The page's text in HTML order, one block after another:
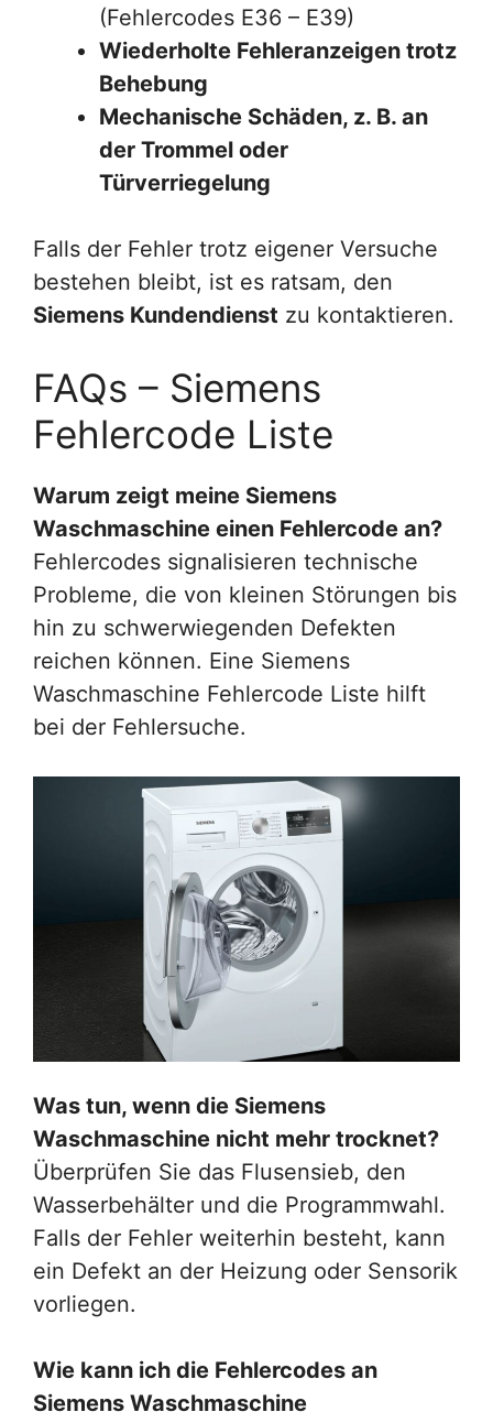
(Fehlercodes E36 – E39)
Wiederholte Fehleranzeigen trotz
Behebung
Mechanische Schäden, z. B. an
der Trommel oder
Türverriegelung
Falls der Fehler trotz eigener Versuche
bestehen bleibt, ist es ratsam, den
Siemens Kundendienst zu kontaktieren.
FAQs – Siemens
Fehlercode Liste
Warum zeigt meine Siemens
Waschmaschine einen Fehlercode an?
Fehlercodes signalisieren technische
Probleme, die von kleinen Störungen bis
hin zu schwerwiegenden Defekten
reichen können. Eine Siemens
Waschmaschine Fehlercode Liste hilft
bei der Fehlersuche.
Was tun, wenn die Siemens
Waschmaschine nicht mehr trocknet?
Überprüfen Sie das Flusensieb, den
Wasserbehälter und die Programmwahl.
Falls der Fehler weiterhin besteht, kann
ein Defekt an der Heizung oder Sensorik
vorliegen.
Wie kann ich die Fehlercodes an
Siemens Waschmaschine